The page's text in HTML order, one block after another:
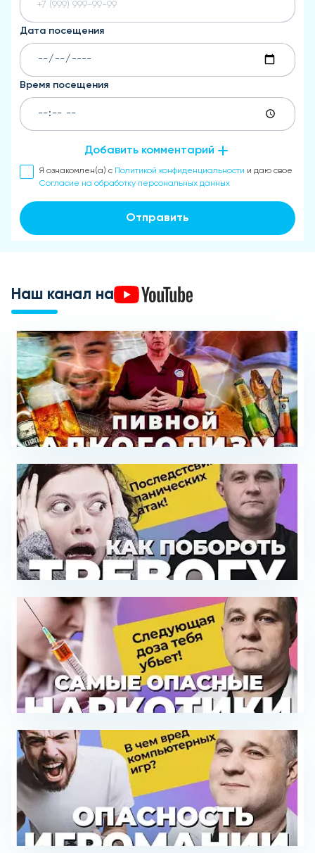
Дата посещения
Время посещения
Добавить комментарий
Я ознакомлен(а) с Политикой конфиденциальности и даю свое
Согласие на обработку персональных данных
Отправить
Наш канал на